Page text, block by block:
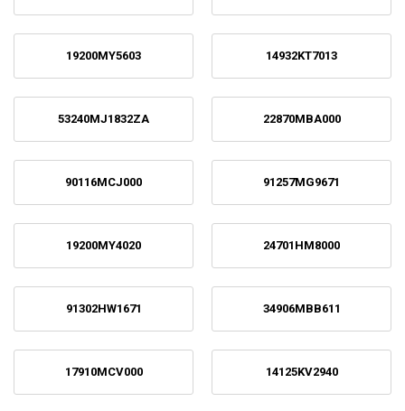
19200MY5603 14932KT7013
53240MJ1832ZA 22870MBA000
90116MCJ000 91257MG9671
19200MY4020 24701HM8000
91302HW1671 34906MBB611
17910MCV000 14125KV2940